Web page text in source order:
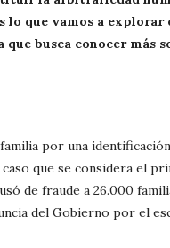
lo que vamos a explorar
busca conocer más
por una
que se considera el
de fraude a 26.000
del Gobierno por el